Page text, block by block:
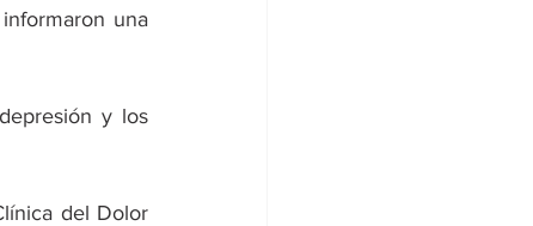
una
y los
del Dolor